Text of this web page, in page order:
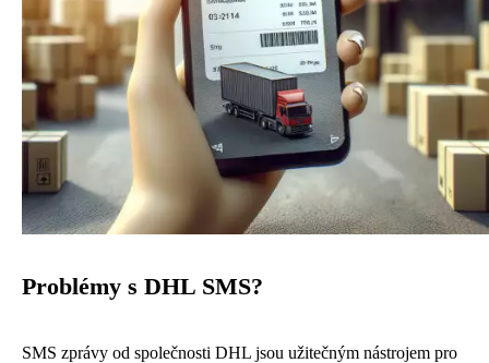
Problémy s DHL SMS?
SMS zprávy od společnosti DHL jsou užitečným nástrojem pro